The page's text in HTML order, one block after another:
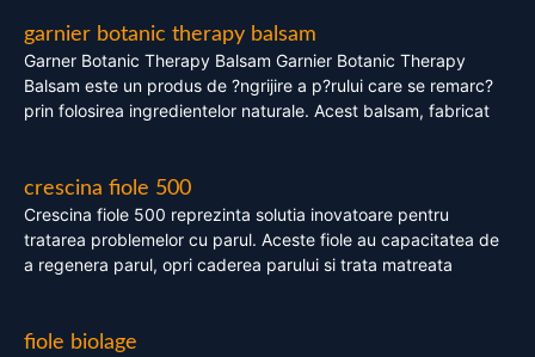
garnier botanic therapy balsam
Garner Botanic Therapy Balsam Garnier Botanic Therapy
Balsam este un produs de ?ngrijire a p?rului care se remarc?
prin folosirea ingredientelor naturale. Acest balsam, fabricat
crescina fiole 500
Crescina fiole 500 reprezinta solutia inovatoare pentru
tratarea problemelor cu parul. Aceste fiole au capacitatea de
a regenera parul, opri caderea parului si trata matreata
fiole biolage